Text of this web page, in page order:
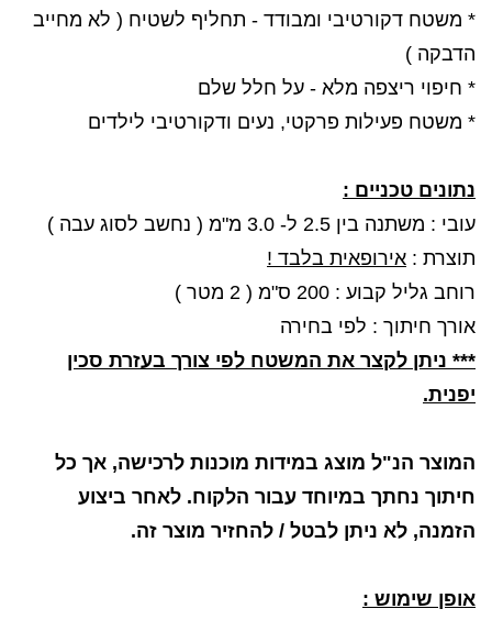
* משטח דקורטיבי ומבודד - תחליף לשטיח ( לא מחייב
הדבקה )
* חיפוי ריצפה מלא - על חלל שלם
* משטח פעילות פרקטי, נעים ודקורטיבי לילדים
נתונים טכניים :
עובי : משתנה בין 2.5 ל- 3.0 מ"מ ( נחשב לסוג עבה )
תוצרת : אירופאית בלבד !
רוחב גליל קבוע : 200 ס"מ ( 2 מטר )
אורך חיתוך : לפי בחירה
*** ניתן לקצר את המשטח לפי צורך בעזרת סכין
יפנית.
המוצר הנ"ל מוצג במידות מוכנות לרכישה, אך כל
חיתוך נחתך במיוחד עבור הלקוח. לאחר ביצוע
הזמנה, לא ניתן לבטל / להחזיר מוצר זה.
אופן שימוש :